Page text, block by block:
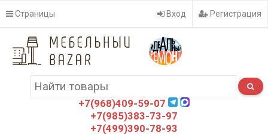
Страницы Вход Регистрация
+7(968)409-59-07
+7(985)383-73-97
+7(499)390-78-93